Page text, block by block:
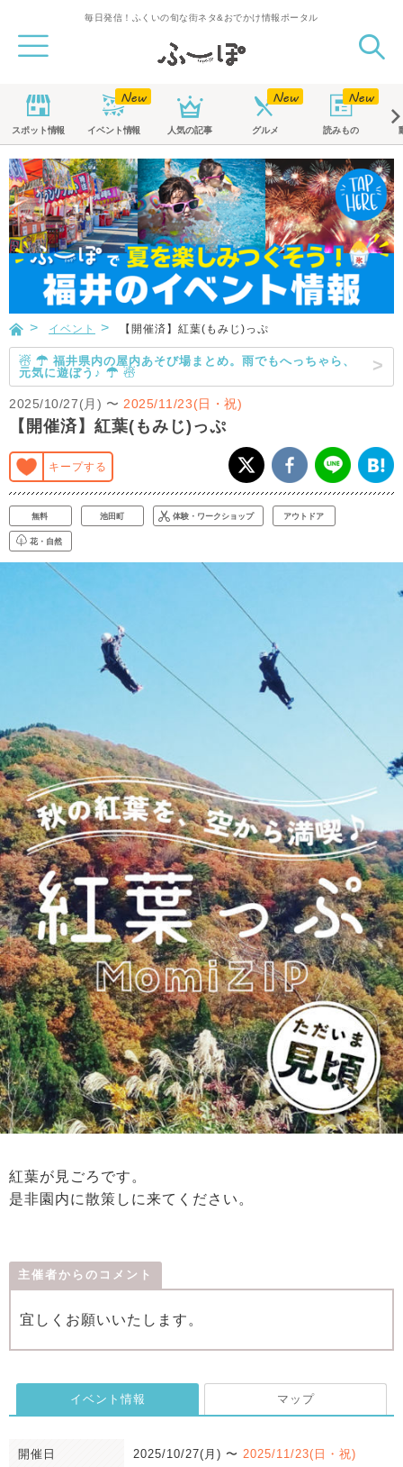
毎日発信！ふくいの旬な街ネタ&おでかけ情報ポータル
スポット情報 イベント情報 人気の記事 グルメ 読みもの
イベント 【開催済】紅葉(もみじ)っぷ
☃ ☂ 福井県内の屋内あそび場まとめ。雨でもへっちゃら、
元気に遊ぼう♪ ☂ ☃
2025/10/27(月) 〜 2025/11/23(日・祝)
【開催済】紅葉(もみじ)っぷ
キープする
無料 池田町 体験・ワークショップ アウトドア
花・自然
紅葉が見ごろです。
是非園内に散策しに来てください。
主催者からのコメント
宜しくお願いいたします。
イベント情報 マップ
開催日 2025/10/27(月) 〜 2025/11/23(日・祝)